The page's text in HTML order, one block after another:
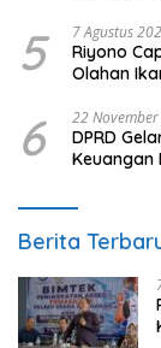
5 7 Agustus
Riyono
Olahan
6 22
DPRD
Keuangan
Berita